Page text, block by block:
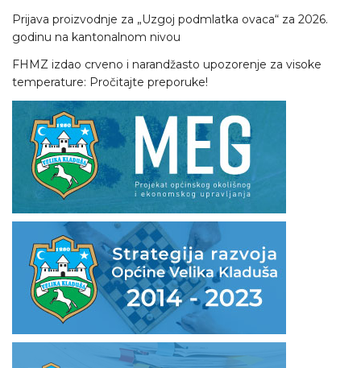
Prijava proizvodnje za „Uzgoj podmlatka ovaca“ za 2026.
godinu na kantonalnom nivou
FHMZ izdao crveno i narandžasto upozorenje za visoke
temperature: Pročitajte preporuke!